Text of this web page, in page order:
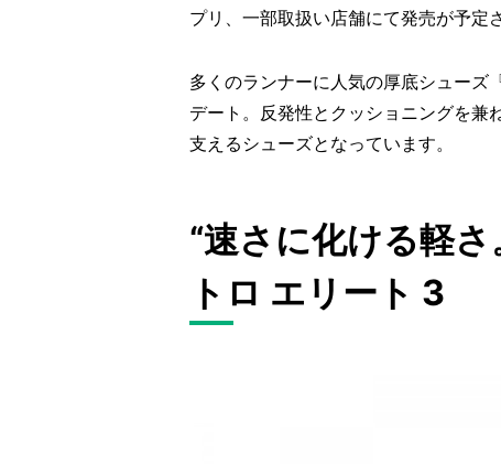
プリ、一部取扱い店舗にて発売が予定
多くのランナーに人気の厚底シューズ
デート。反発性とクッショニングを兼
支えるシューズとなっています。
“速さに化ける軽
トロ エリート 3